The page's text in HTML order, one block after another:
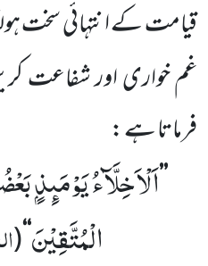
قیامت کے انتہائی سخت
غم خواری اور شفاعت
فرماتا ہے :
’’اَلْاَخِلَّآءُ یَوْمَىٕذٍۭ
الْمُتَّقِیْنَ‘‘
(